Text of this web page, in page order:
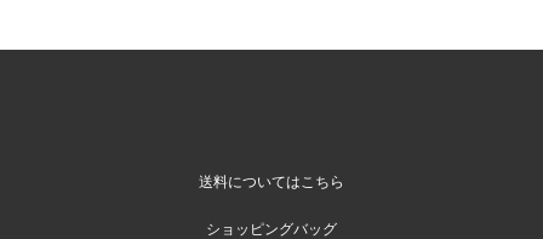
送料についてはこちら
ショッピングバッグ